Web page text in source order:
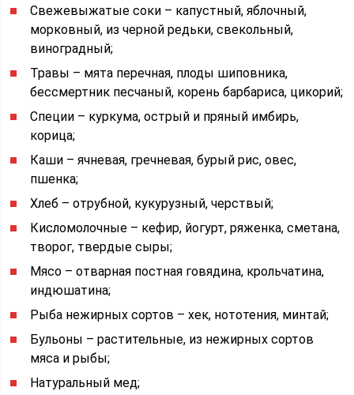
Свежевыжатые соки – капустный, яблочный,
морковный, из черной редьки, свекольный,
виноградный;
Травы – мята перечная, плоды шиповника,
бессмертник песчаный, корень барбариса, цикорий;
Специи – куркума, острый и пряный имбирь,
корица;
Каши – ячневая, гречневая, бурый рис, овес,
пшенка;
Хлеб – отрубной, кукурузный, черствый;
Кисломолочные – кефир, йогурт, ряженка, сметана,
творог, твердые сыры;
Мясо – отварная постная говядина, крольчатина,
индюшатина;
Рыба нежирных сортов – хек, нототения, минтай;
Бульоны – растительные, из нежирных сортов
мяса и рыбы;
Натуральный мед;